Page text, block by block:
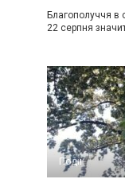
Благополуччя в
22 серпня
Події